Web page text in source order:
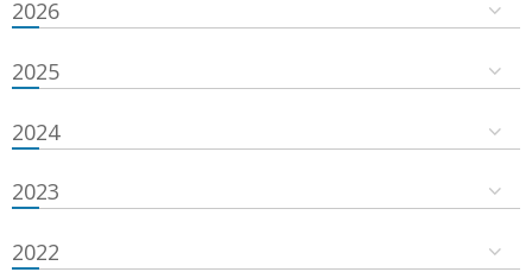
2026
2025
2024
2023
2022